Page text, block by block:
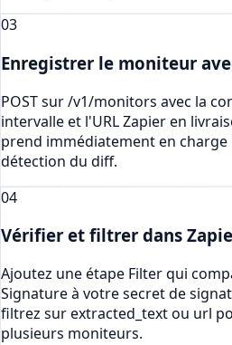
03
Enregistrer le moniteur
POST sur /v1/monitors avec la
intervalle et l'URL Zapier en
prend immédiatement en charge
détection du diff.
04
Vérifier et filtrer dans
Ajoutez une étape Filter qui
Signature à votre secret de
filtrez sur extracted_text ou url
plusieurs moniteurs.